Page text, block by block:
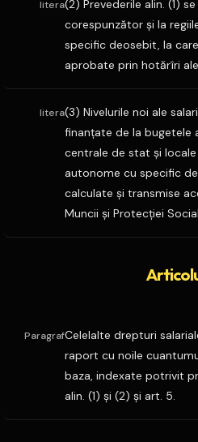
litera(2) Prevederile alin. (1)
corespunzător şi la
specific deosebit, la
aprobate prin hotărîri
litera(3) Nivelurile noi ale
finanţate de la bugetele
centrale de stat şi
autonome cu specific
calculate şi transmise
Muncii şi Protecţiei
ParagrafCelelalte drepturi
raport cu noile
baza, indexate potrivit
alin. (1) şi (2) şi art. 5.